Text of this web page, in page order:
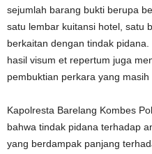
sejumlah barang bukti berupa
satu lembar kuitansi hotel, satu
berkaitan dengan tindak
hasil visum et repertum juga
pembuktian perkara yang
Kapolresta Barelang Kombes
bahwa tindak pidana terhadap
yang berdampak panjang